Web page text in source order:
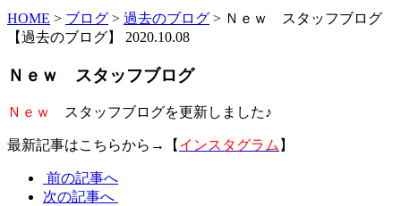
HOME > ブログ > 過去のブログ > Ｎｅｗ スタッフブログ
【過去のブログ】 2020.10.08
Ｎｅｗ スタッフブログ
Ｎｅｗ スタッフブログを更新しました♪
最新記事はこちらから→【 インスタグラム 】
前の記事へ
次の記事へ